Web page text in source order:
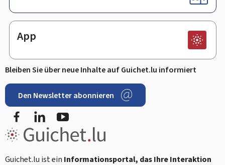
App
Bleiben Sie über neue Inhalte auf Guichet.lu informiert
Den Newsletter abonnieren
FacebookLinkedIn
Guichet.lu ist ein Informationsportal, das Ihre Interaktion